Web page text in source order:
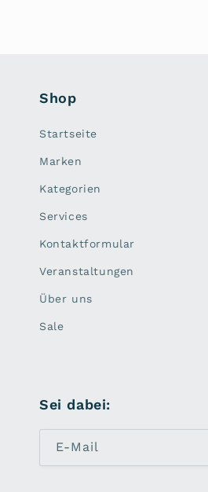
Shop
Startseite
Marken
Kategorien
Services
Kontaktformular
Veranstaltungen
Über uns
Sale
Sei dabei:
E-Mail